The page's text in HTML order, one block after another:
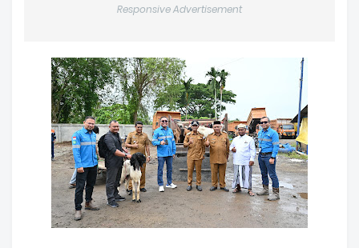
Responsive Advertisement